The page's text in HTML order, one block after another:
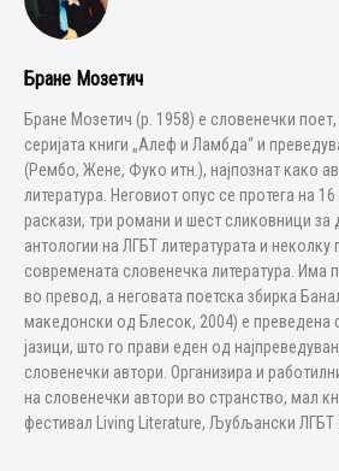
Бране Мозетич
Бране Мозетич (р. 1958) е словенечки
серијата книги „Алеф и Ламбда“ и
(Рембо, Жене, Фуко итн.), најпознат како
литература. Неговиот опус се протега на 16
раскази, три романи и шест сликовници за
антологии на ЛГБТ литературата и неколку
современата словенечка литература. Има
во превод, а неговата поетска збирка
македонски од Блесок, 2004) е преведена
јазици, што го прави еден од
словенечки автори. Организира и
на словенечки автори во странство, мал
фестивал Living Literature, Љубљански ЛГБТ